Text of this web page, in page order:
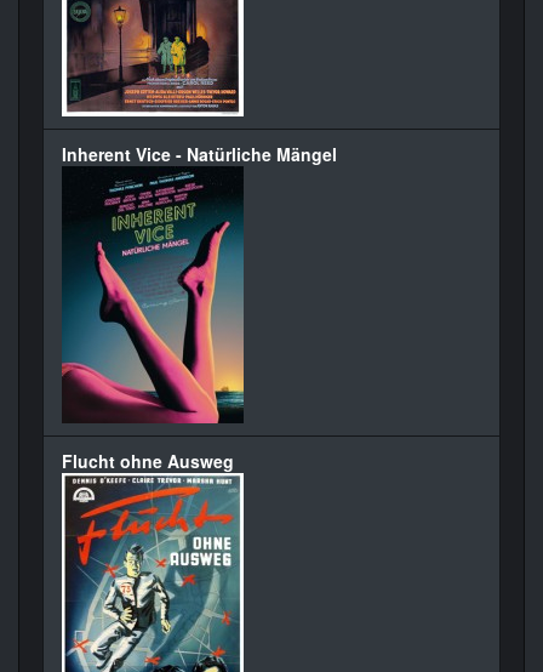
Inherent Vice - Natürliche Mängel
Flucht ohne Ausweg